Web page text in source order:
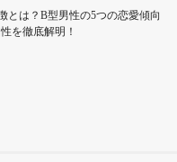
とは？B型男性の5つの恋愛傾向
を徹底解明！